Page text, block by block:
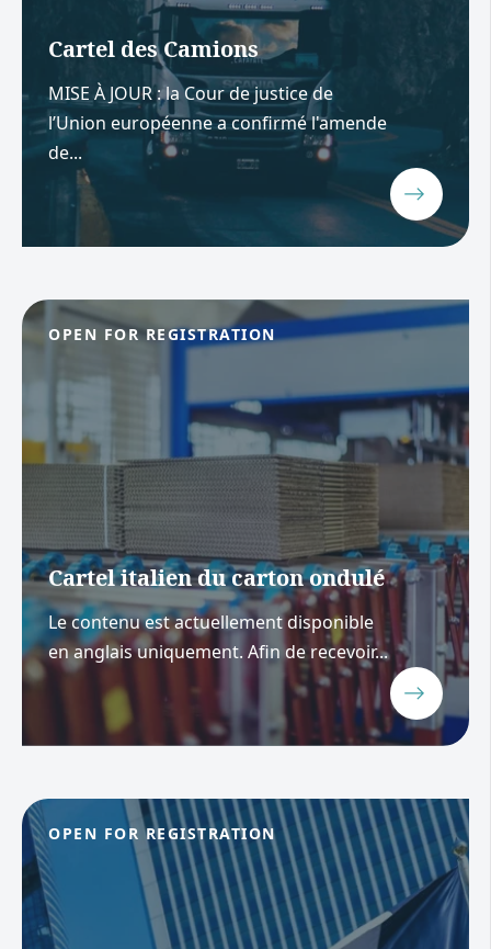
Cartel des Camions
MISE À JOUR : la Cour de justice de
l’Union européenne a confirmé l'amende
de...
OPEN FOR REGISTRATION
Cartel italien du carton ondulé
Le contenu est actuellement disponible
en anglais uniquement. Afin de recevoir...
OPEN FOR REGISTRATION